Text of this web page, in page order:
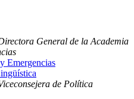
General de la Academia
Emergencias
de Política